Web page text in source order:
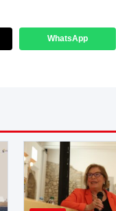
WhatsApp